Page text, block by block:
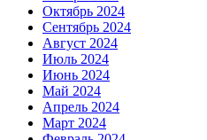
Октябрь 2024
Сентябрь 2024
Август 2024
Июль 2024
Июнь 2024
Май 2024
Апрель 2024
Март 2024